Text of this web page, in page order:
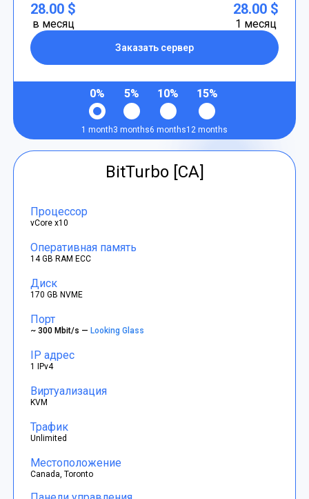
28.00 $
в месяц
Заказать сервер
28.00 $
1 месяц
0%
1 month
5%
3 months
10%
6 months
15%
12 months
BitTurbo [CA]
Процессор
vCore x10
Оперативная память
14 GB RAM ECC
Диск
170 GB NVME
Порт
~ 300 Mbit/s —Looking Glass
IP адрес
1 IPv4
Виртуализация
KVM
Трафик
Unlimited
Местоположение
Canada, Toronto